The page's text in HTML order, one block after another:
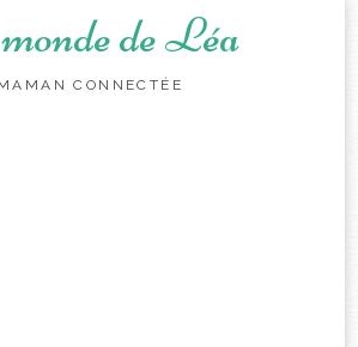
de Léa
CONNECTÉE